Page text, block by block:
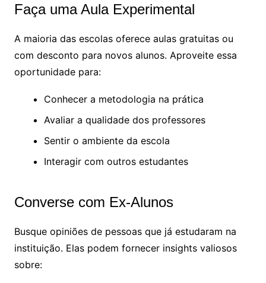
Faça uma Aula Experimental
A maioria das escolas oferece aulas gratuitas ou
com desconto para novos alunos. Aproveite essa
oportunidade para:
Conhecer a metodologia na prática
Avaliar a qualidade dos professores
Sentir o ambiente da escola
Interagir com outros estudantes
Converse com Ex-Alunos
Busque opiniões de pessoas que já estudaram na
instituição. Elas podem fornecer insights valiosos
sobre: